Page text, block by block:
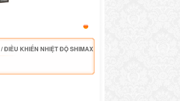
/ĐIỀU KHIỂN NHIỆT ĐỘ SHIMAX